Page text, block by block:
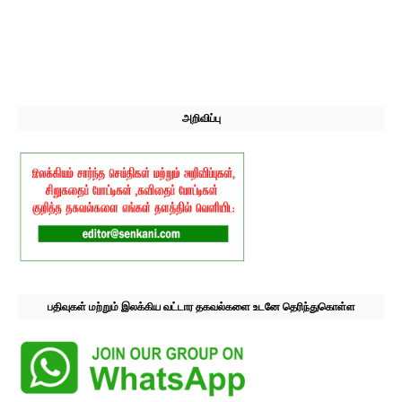
அறிவிப்பு
பதிவுகள் மற்றும் இலக்கிய வட்டார தகவல்களை உடனே தெரிந்துகொள்ள